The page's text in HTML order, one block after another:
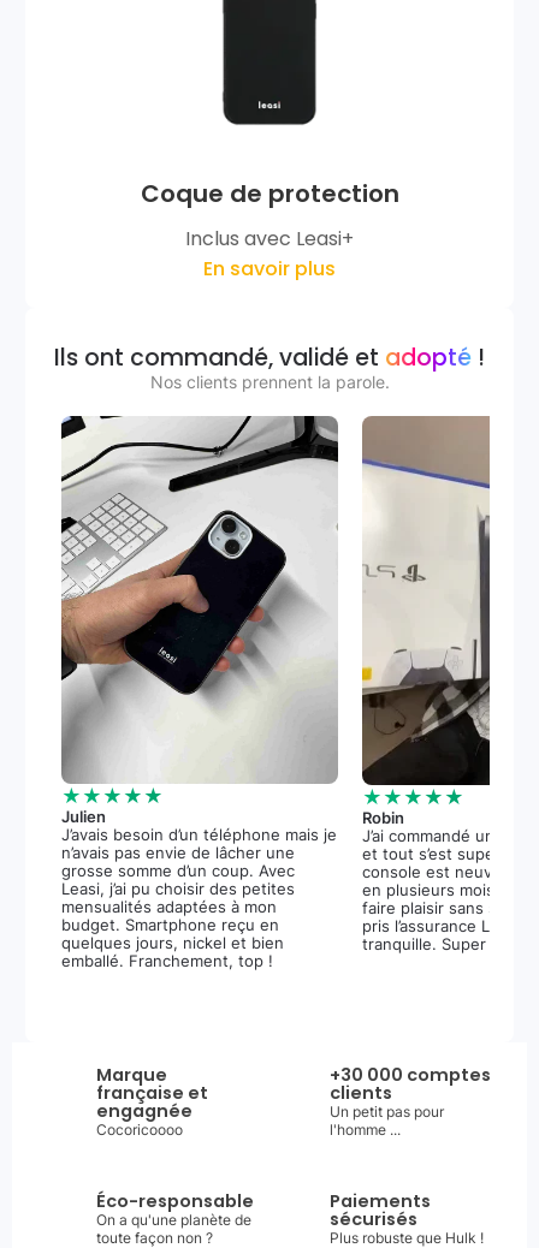
Coque de protection
Inclus avec Leasi+
En savoir plus
Ils ont commandé, validé et adopté !
Nos clients prennent la parole.
★★★★★
Julien
J’avais besoin d’un téléphone mais je
n’avais pas envie de lâcher une
grosse somme d’un coup. Avec
Leasi, j’ai pu choisir des petites
mensualités adaptées à mon
budget. Smartphone reçu en
quelques jours, nickel et bien
emballé. Franchement, top !
★★★★★
Robin
J’ai commandé une
et tout s’est super
console est neuve, et
en plusieurs mois m’a
faire plaisir sans stress.
pris l’assurance
tranquille. Super
Marque
française et
engagnée
Cocoricoooo
+30 000 comptes
clients
Un petit pas pour
l'homme ...
Éco-responsable
On a qu'une planète de
toute façon non ?
Paiements
sécurisés
Plus robuste que Hulk !